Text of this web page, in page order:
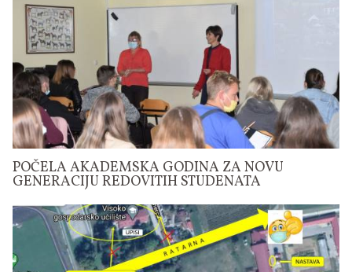
POČELA AKADEMSKA GODINA ZA NOVU
GENERACIJU REDOVITIH STUDENATA